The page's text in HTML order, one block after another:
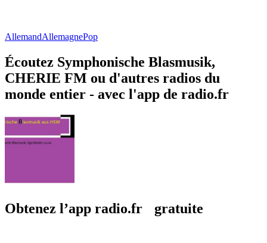
AllemandAllemagnePop
Écoutez Symphonische Blasmusik,
CHERIE FM ou d'autres radios du
monde entier - avec l'app de radio.fr
Obtenez l’app radio.fr gratuite